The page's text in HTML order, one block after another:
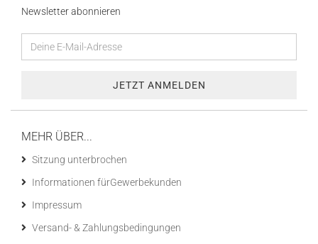
Newsletter abonnieren
MEHR ÜBER...
Sitzung unterbrochen
Informationen fürGewerbekunden
Impressum
Versand- & Zahlungsbedingungen